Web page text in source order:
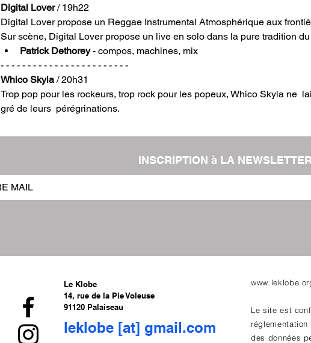
Digital Lover / 19h22
Digital Lover propose un Reggae Instrumental Atmosphérique aux
Sur scène, Digital Lover propose un live en solo dans la pure tradition du
Patrick Dethorey - compos, machines, mix
- - - - - - - - - - - - - - - - - - - - - - - -
Whico Skyla / 20h31
Trop pop pour les rockeurs, trop rock pour les popeux, Whico Skyla ne
gré de leurs  pérégrinations.
INSCRIPTION à LA NEWSLETTER
Le Klobe
14, rue de la Pie Voleuse
91120 Palaiseau
leklobe [at] gmail.com
Le site est
des données